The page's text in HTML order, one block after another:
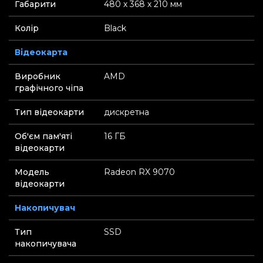
Габарити 480 х 368 х 210 мм
Колір Black
Відеокарта
Виробник
графічного чіпа
AMD
Тип відеокарти дискретна
Об'єм пам'яті
відеокарти
16 ГБ
Модель
відеокарти
Radeon RX 9070
Накопичувач
Тип
накопичувача
SSD